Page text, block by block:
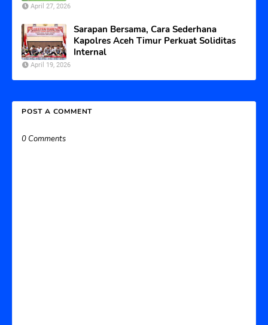
April 27, 2026
Sarapan Bersama, Cara Sederhana
Kapolres Aceh Timur Perkuat Soliditas
Internal
April 19, 2026
POST A COMMENT
0 Comments